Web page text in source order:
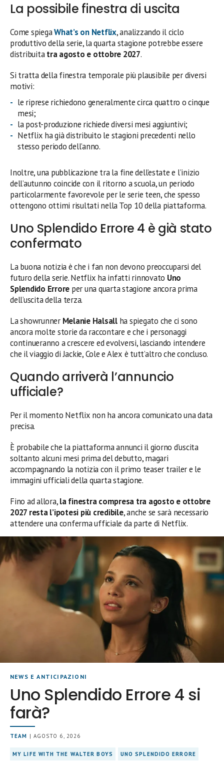
La possibile finestra di uscita
Come spiegaWhat’s on Netflix, analizzando il ciclo
produttivo della serie, la quarta stagione potrebbe essere
distribuitatra agosto e ottobre 2027.
Si tratta della finestra temporale più plausibile per diversi
motivi:
le riprese richiedono generalmente circa quattro o cinque
mesi;
la post-produzione richiede diversi mesi aggiuntivi;
Netflix ha già distribuito le stagioni precedenti nello
stesso periodo dell’anno.
Inoltre, una pubblicazione tra la fine dell’estate e l’inizio
dell’autunno coincide con il ritorno a scuola, un periodo
particolarmente favorevole per le serie teen, che spesso
ottengono ottimi risultati nella Top 10 della piattaforma.
Uno Splendido Errore 4 è già stato
confermato
La buona notizia è che i fan non devono preoccuparsi del
futuro della serie. Netflix ha infatti rinnovato Uno
Splendido Errore per una quarta stagione ancora prima
dell’uscita della terza.
La showrunner Melanie Halsallha spiegato che ci sono
ancora molte storie da raccontare e che i personaggi
continueranno a crescere ed evolversi, lasciando intendere
che il viaggio di Jackie, Cole e Alex è tutt’altro che concluso.
Quando arriverà l’annuncio
ufficiale?
Per il momento Netflix non ha ancora comunicato una data
precisa.
È probabile che la piattaforma annunci il giorno d’uscita
soltanto alcuni mesi prima del debutto, magari
accompagnando la notizia con il primo teaser trailer e le
immagini ufficiali della quarta stagione.
Fino ad allora,la finestra compresa tra agosto e ottobre
2027 resta l’ipotesi più credibile, anche se sarà necessario
attendere una conferma ufficiale da parte di Netflix.
NEWS E ANTICIPAZIONI
Uno Splendido Errore 4 si
farà?
TEAM | AGOSTO 6, 2026
MY LIFE WITH THE WALTER BOYS UNO SPLENDIDO ERRORE